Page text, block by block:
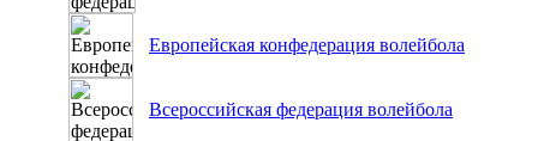
Европейская конфедерация волейбола
Всероссийская федерация волейбола